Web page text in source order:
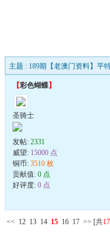
主题 : 189期【老澳门资料】平
【彩色蝴蝶】
圣骑士
发帖: 2331
威望: 15000 点
铜币: 3510 枚
贡献值: 0 点
好评度: 0 点
<< 12 13 14 15 16 17 >> [共17